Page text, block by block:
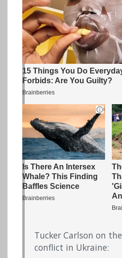
Tucker Carlson on
conflict in Ukraine: